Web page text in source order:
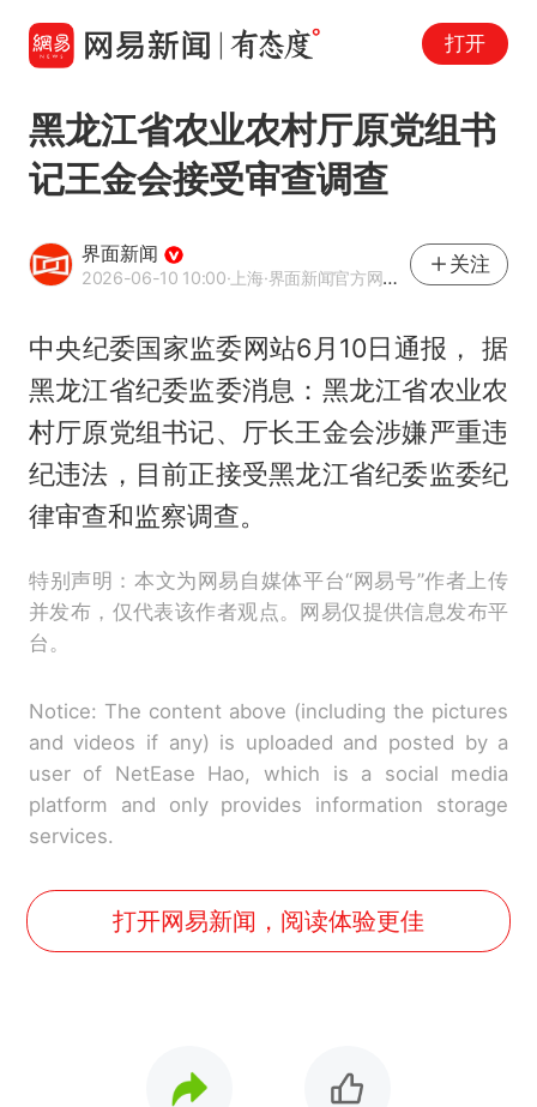
打开
黑龙江省农业农村厅原党组书
记王金会接受审查调查
界面新闻
2026-06-10 10:00·上海·界面新闻官方网易号
关注
中央纪委国家监委网站6月10日通报， 据
黑龙江省纪委监委消息：黑龙江省农业农
村厅原党组书记、厅长王金会涉嫌严重违
纪违法，目前正接受黑龙江省纪委监委纪
律审查和监察调查。
特别声明：本文为网易自媒体平台“网易号”作者上传
并发布，仅代表该作者观点。网易仅提供信息发布平
台。
Notice: The content above (including the pictures
and videos if any) is uploaded and posted by a
user of NetEase Hao, which is a social media
platform and only provides information storage
services.
打开网易新闻，阅读体验更佳